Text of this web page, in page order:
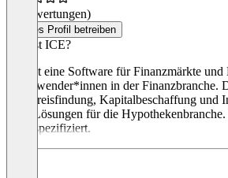
(0 Bewertungen)
Dieses Profil betreiben
Was ist ICE?
ICE ist eine Software für Finanzmärkte
an Anwender*innen in der Finanzbranche.
sind Preisfindung, Kapitalbeschaffung und
auch Lösungen für die
nicht spezifiziert.